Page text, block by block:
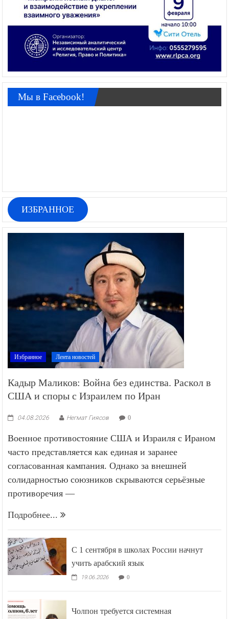
Мы в Facebook!
ИЗБРАННОЕ
Избранное Лента новостей
Кадыр Маликов: Война без единства. Раскол в
США и споры с Израилем по Иран
04.08.2026 Негмат Гиясов 0
Военное противостояние США и Израиля с Ираном
часто представляется как единая и заранее
согласованная кампания. Однако за внешней
солидарностью союзников скрываются серьёзные
противоречия —
Подробнее...
С 1 сентября в школах России начнут
учить арабский язык
19.06.2026 0
Чолпон требуется системная